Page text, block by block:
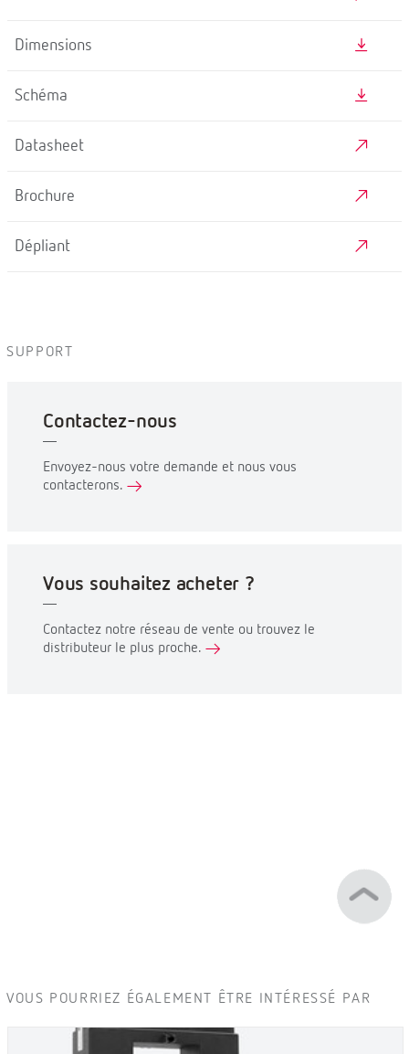
Dimensions
Schéma
Datasheet
Brochure
Dépliant
SUPPORT
Contactez-nous
Envoyez-nous votre demande et nous vous
contacterons.
Vous souhaitez acheter ?
Contactez notre réseau de vente ou trouvez le
distributeur le plus proche.
VOUS POURRIEZ ÉGALEMENT ÊTRE INTÉRESSÉ PAR